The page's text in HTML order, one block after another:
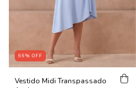
66% OFF
Vestido Midi Transpassado